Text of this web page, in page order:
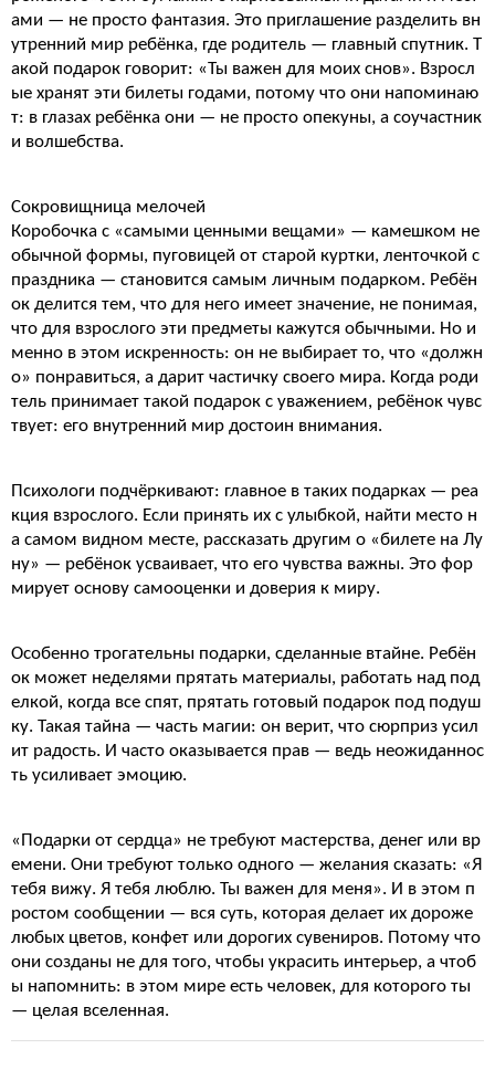
ами — не просто фантазия. Это приглашение разделить вн
утренний мир ребёнка, где родитель — главный спутник. Т
акой подарок говорит: «Ты важен для моих снов». Взросл
ые хранят эти билеты годами, потому что они напоминаю
т: в глазах ребёнка они — не просто опекуны, а соучастник
и волшебства.
Сокровищница мелочей
Коробочка с «самыми ценными вещами» — камешком не
обычной формы, пуговицей от старой куртки, ленточкой с
праздника — становится самым личным подарком. Ребён
ок делится тем, что для него имеет значение, не понимая,
что для взрослого эти предметы кажутся обычными. Но и
менно в этом искренность: он не выбирает то, что «должн
о» понравиться, а дарит частичку своего мира. Когда роди
тель принимает такой подарок с уважением, ребёнок чувс
твует: его внутренний мир достоин внимания.
Психологи подчёркивают: главное в таких подарках — реа
кция взрослого. Если принять их с улыбкой, найти место н
а самом видном месте, рассказать другим о «билете на Лу
ну» — ребёнок усваивает, что его чувства важны. Это фор
мирует основу самооценки и доверия к миру.
Особенно трогательны подарки, сделанные втайне. Ребён
ок может неделями прятать материалы, работать над под
елкой, когда все спят, прятать готовый подарок под подуш
ку. Такая тайна — часть магии: он верит, что сюрприз усил
ит радость. И часто оказывается прав — ведь неожиданнос
ть усиливает эмоцию.
«Подарки от сердца» не требуют мастерства, денег или вр
емени. Они требуют только одного — желания сказать: «Я
тебя вижу. Я тебя люблю. Ты важен для меня». И в этом п
ростом сообщении — вся суть, которая делает их дороже
любых цветов, конфет или дорогих сувениров. Потому что
они созданы не для того, чтобы украсить интерьер, а чтоб
ы напомнить: в этом мире есть человек, для которого ты
— целая вселенная.